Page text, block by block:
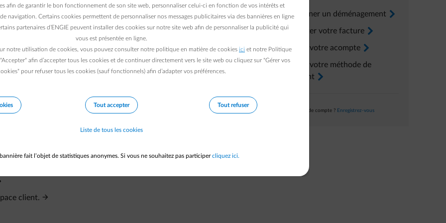
de client ?
compte.
client.
Renseigner un déménagement arrow-right
Consulter votre facture arrow-right
Ajuster votre acompte arrow-right
Ajuster votre méthode de
paiement arrow-right
Pas encore de compte ? Enregistrez-vous
afin de garantir le bon fonctionnement de son site web, personnaliser celui-ci en fonction de vos intérêts et
navigation. Certains cookies permettent de personnaliser nos messages publicitaires via des bannières en ligne
partenaires d’ENGIE peuvent installer des cookies sur notre site web afin de personnaliser la publicité qui
vous est présentée en ligne.
notre utilisation de cookies, vous pouvez consulter notre politique en matière de cookies ici et notre Politique
"Accepter" afin d’accepter tous les cookies et de continuer directement vers le site web ou cliquez sur "Gérer vos
pour refuser tous les cookies (sauf fonctionnels) afin d’adapter vos préférences.
Tout accepter Tout refuser
Liste de tous les cookies
fait l’objet de statistiques anonymes. Si vous ne souhaitez pas participercliquez ici.